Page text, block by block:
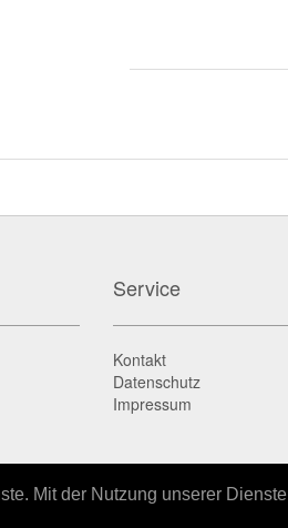
Mit der Nutzung unserer
Service
Kontakt
Datenschutz
Impressum